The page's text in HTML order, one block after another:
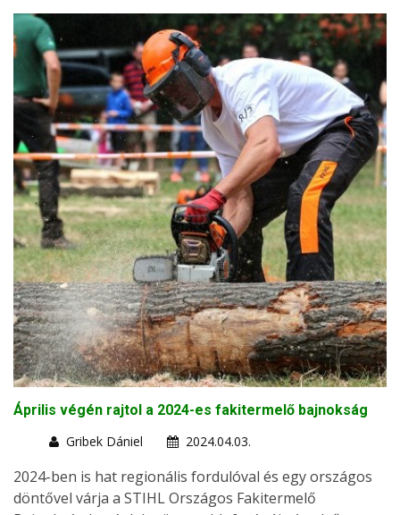
Április végén rajtol a 2024-es fakitermelő bajnokság
Gribek Dániel
2024.04.03.
2024-ben is hat regionális fordulóval és egy országos
döntővel várja a STIHL Országos Fakitermelő